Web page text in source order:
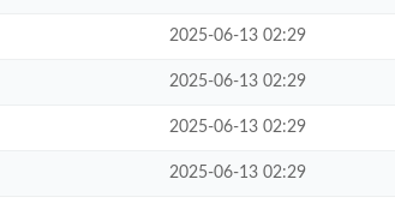
2025-06-13 02:29
2025-06-13 02:29
2025-06-13 02:29
2025-06-13 02:29